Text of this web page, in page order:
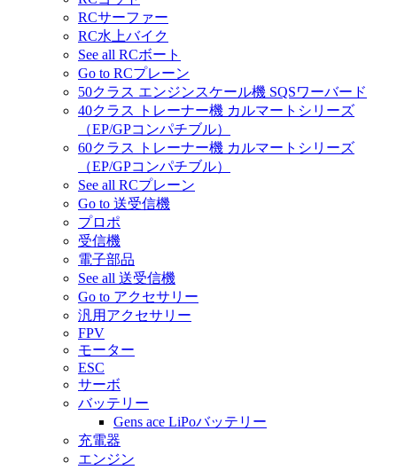
RCサーファー
RC水上バイク
See all RCボート
Go to RCプレーン
50クラス エンジンスケール機 SQSワーバード
40クラス トレーナー機 カルマートシリーズ
（EP/GPコンパチブル）
60クラス トレーナー機 カルマートシリーズ
（EP/GPコンパチブル）
See all RCプレーン
Go to 送受信機
プロポ
受信機
電子部品
See all 送受信機
Go to アクセサリー
汎用アクセサリー
FPV
モーター
ESC
サーボ
バッテリー
Gens ace LiPoバッテリー
充電器
エンジン